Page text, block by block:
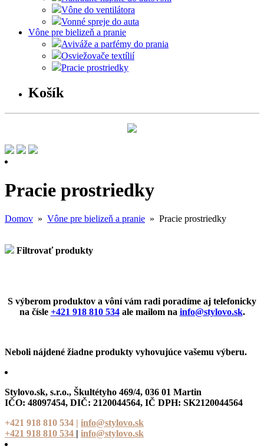
Vône do ventilátora
Vonné spreje do auta
Vône pre bielizeň a pranie
Aviváže a parfémy do prania
Osviežovače textílií
Pracie prostriedky
Košík
Pracie prostriedky
Domov » Vône pre bielizeň a pranie » Pracie prostriedky
Filtrovať produkty
S výberom produktov a vôní vám radi poradíme aj telefonicky
na čísle +421 918 810 534ale mailom na info@stylovo.sk.
Neboli nájdené žiadne produkty vyhovujúce vašemu výberu.
Stylovo.sk, s.r.o., Škultétyho 469/4, 036 01 Martin
IČO: 48097454, DIČ: 2120044564, IČ DPH: SK2120044564
+421 918 810 534 | info@stylovo.sk
+421 918 810 534 | info@stylovo.sk